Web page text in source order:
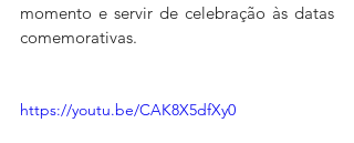
momento e servir de celebração às datas
comemorativas.
https://youtu.be/CAK8X5dfXy0